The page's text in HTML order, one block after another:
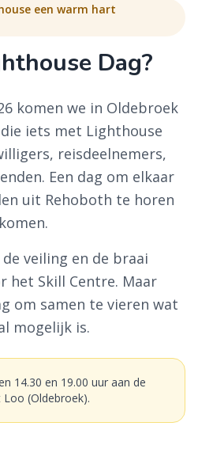
een warm hart
Dag?
komen we in Oldebroek
iets met Lighthouse
reisdeelnemers,
Een dag om elkaar
uit Rehoboth te horen
veiling en de braai
het Skill Centre. Maar
om samen te vieren wat
mogelijk is.
14.30 en 19.00 uur aan de
(Oldebroek).